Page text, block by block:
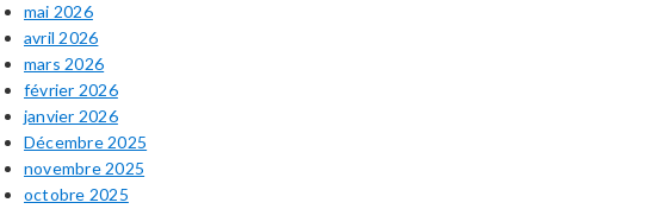
mai 2026
avril 2026
mars 2026
février 2026
janvier 2026
Décembre 2025
novembre 2025
octobre 2025